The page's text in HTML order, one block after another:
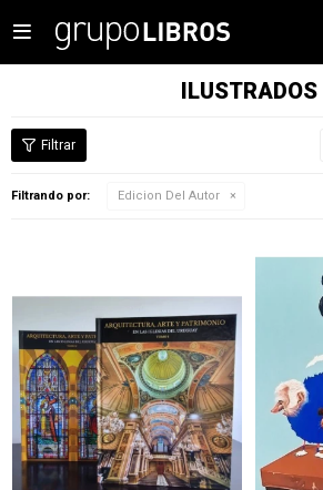

ILUSTRADOS
Filtrando por: Edicion Del Autor